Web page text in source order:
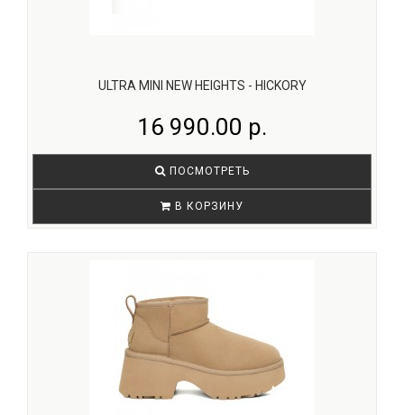
ULTRA MINI NEW HEIGHTS - HICKORY
16 990.00 р.
ПОСМОТРЕТЬ
В КОРЗИНУ